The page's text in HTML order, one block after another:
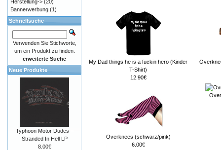
My Dad things he is a fuckin hero (Kinder
T-Shirt)
12.90€
Overknees (schwarz/pink)
6.00€
Herstellung-> (20)
Bannerwerbung (1)
Schnellsuche
Verwenden Sie Stichworte,
um ein Produkt zu finden.
erweiterte Suche
Neue Produkte
Typhoon Motor Dudes ‎–
Stranded In Hell LP
8.00€